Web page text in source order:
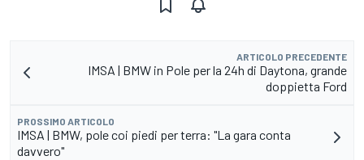
ARTICOLO PRECEDENTE
IMSA | BMW in Pole per la 24h di Daytona, grande
doppietta Ford
PROSSIMO ARTICOLO
IMSA | BMW, pole coi piedi per terra: "La gara conta
davvero"